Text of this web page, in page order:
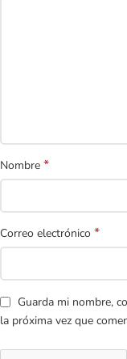
Nombre *
Correo electrónico *
Guarda mi nombre,
la próxima vez que